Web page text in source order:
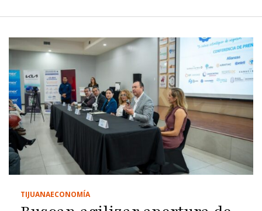
TIJUANAECONOMÍA